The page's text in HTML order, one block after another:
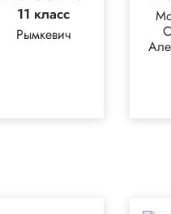
11 класс
Рымкевич